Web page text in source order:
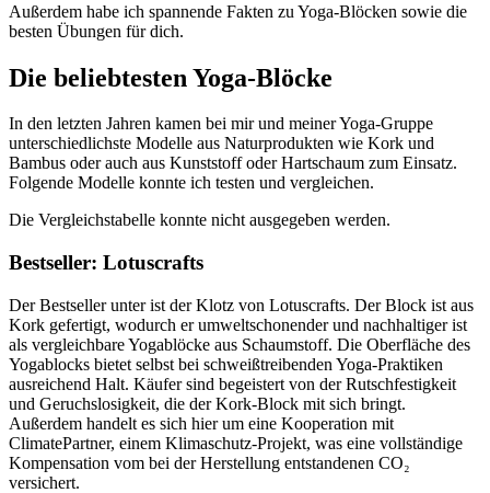
Außerdem habe ich spannende Fakten zu Yoga-Blöcken sowie die
besten Übungen für dich.
Die beliebtesten Yoga-Blöcke
In den letzten Jahren kamen bei mir und meiner Yoga-Gruppe
unterschiedlichste Modelle aus Naturprodukten wie Kork und
Bambus oder auch aus Kunststoff oder Hartschaum zum Einsatz.
Folgende Modelle konnte ich testen und vergleichen.
Die Vergleichstabelle konnte nicht ausgegeben werden.
Bestseller: Lotuscrafts
Der Bestseller unter ist der Klotz von Lotuscrafts. Der Block ist aus
Kork gefertigt, wodurch er umweltschonender und nachhaltiger ist
als vergleichbare Yogablöcke aus Schaumstoff. Die Oberfläche des
Yogablocks bietet selbst bei schweißtreibenden Yoga-Praktiken
ausreichend Halt. Käufer sind begeistert von der Rutschfestigkeit
und Geruchslosigkeit, die der Kork-Block mit sich bringt.
Außerdem handelt es sich hier um eine Kooperation mit
ClimatePartner, einem Klimaschutz-Projekt, was eine vollständige
Kompensation vom bei der Herstellung entstandenen CO₂
versichert.